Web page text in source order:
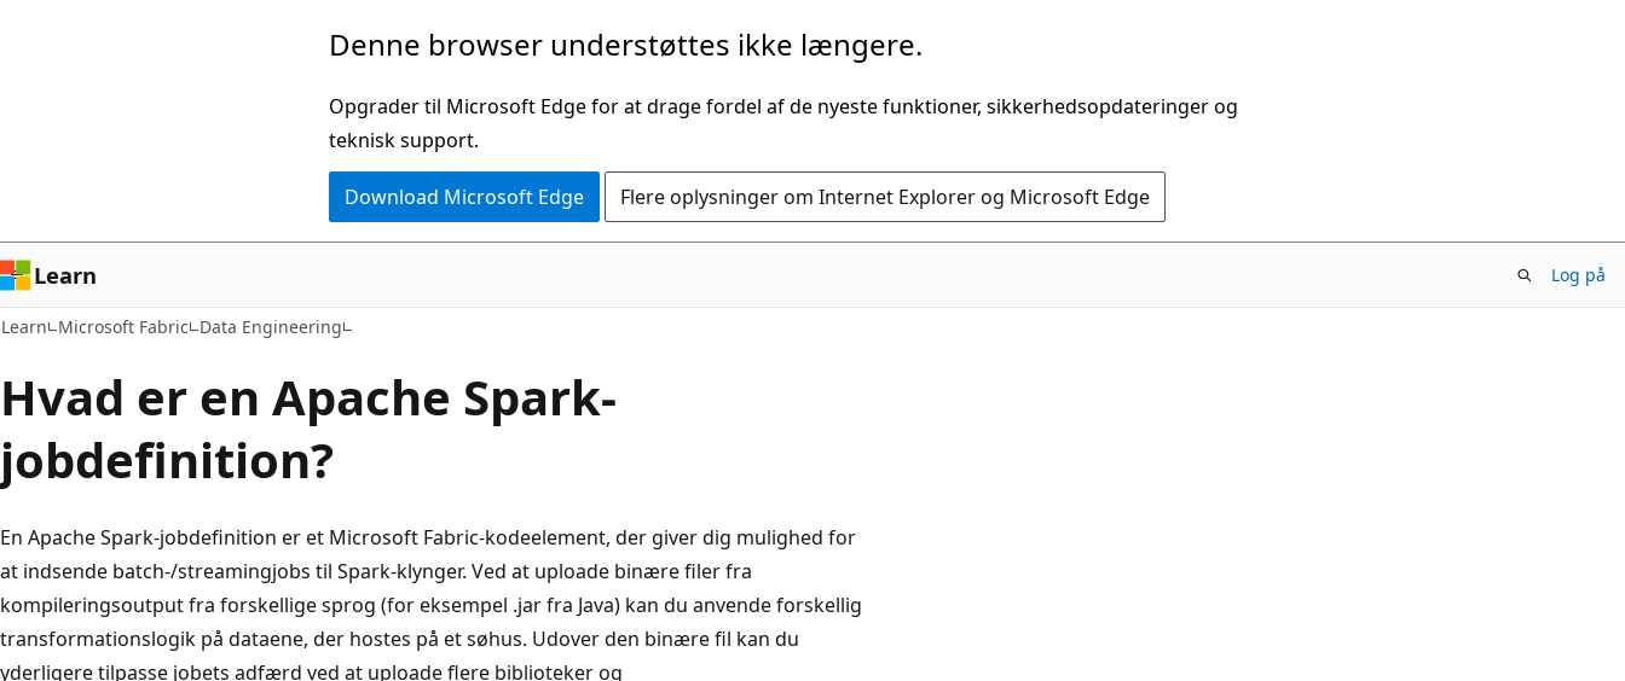
Denne browser understøttes ikke længere.
Opgrader til Microsoft Edge for at drage fordel af de nyeste funktioner, sikkerhedsopdateringer og
teknisk support.
Download Microsoft Edge Flere oplysninger om Internet Explorer og Microsoft Edge
Learn Log på
Learn Microsoft Fabric Data Engineering
Hvad er en Apache Spark-
jobdefinition?
En Apache Spark-jobdefinition er et Microsoft Fabric-kodeelement, der giver dig mulighed for
at indsende batch-/streamingjobs til Spark-klynger. Ved at uploade binære filer fra
kompileringsoutput fra forskellige sprog (for eksempel .jar fra Java) kan du anvende forskellig
transformationslogik på dataene, der hostes på et søhus. Udover den binære fil kan du
yderligere tilpasse jobets adfærd ved at uploade flere biblioteker og